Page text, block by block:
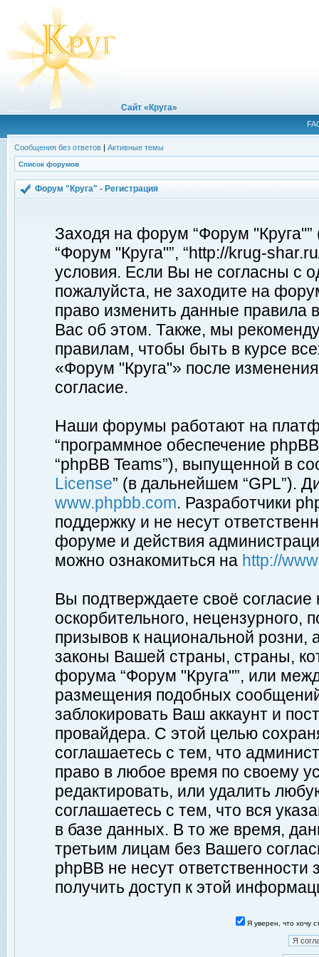
Сайт «Круга»
Сообщения без ответов | Активные темы
Список форумов
Форум "Круга" - Регистрация
Заходя на форум “Форум
“Форум "Круга"”, “http://krug-
условия. Если Вы не согласны с
пожалуйста, не заходите на
право изменить данные правила
Вас об этом. Также, мы
правилам, чтобы быть в курсе
«Форум "Круга"» после
согласие.
Наши форумы работают на
“программное обеспечение
“phpBB Teams”), выпущенной в
License” (в дальнейшем “GPL”).
www.phpbb.com. Разработчики
поддержку и не несут
форуме и действия
можно ознакомиться на http://
Вы подтверждаете своё
оскорбительного, нецензурного,
призывов к национальной
законы Вашей страны, страны,
форума “Форум "Круга"”, или
размещения подобных
заблокировать Ваш аккаунт и
провайдера. С этой целью
соглашаетесь с тем, что
право в любое время по своему
редактировать, или удалить
соглашаетесь с тем, что вся
в базе данных. В то же время,
третьим лицам без Вашего
phpBB не несут ответственности
получить доступ к этой
Я уверен, что хочу